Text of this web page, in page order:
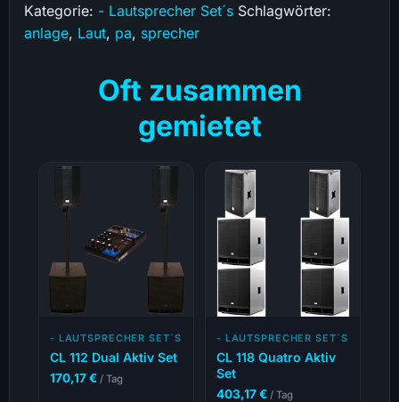
Kategorie: - Lautsprecher Set´s Schlagwörter:
anlage, Laut, pa, sprecher
Oft zusammen
gemietet
- LAUTSPRECHER SET´S
CL 112 Dual Aktiv Set
170,17€ / Tag
- LAUTSPRECHER SET´S
CL 118 Quatro Aktiv
Set
403,17€ / Tag